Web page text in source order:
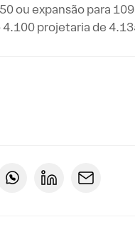
ou expansão para
projetaria de